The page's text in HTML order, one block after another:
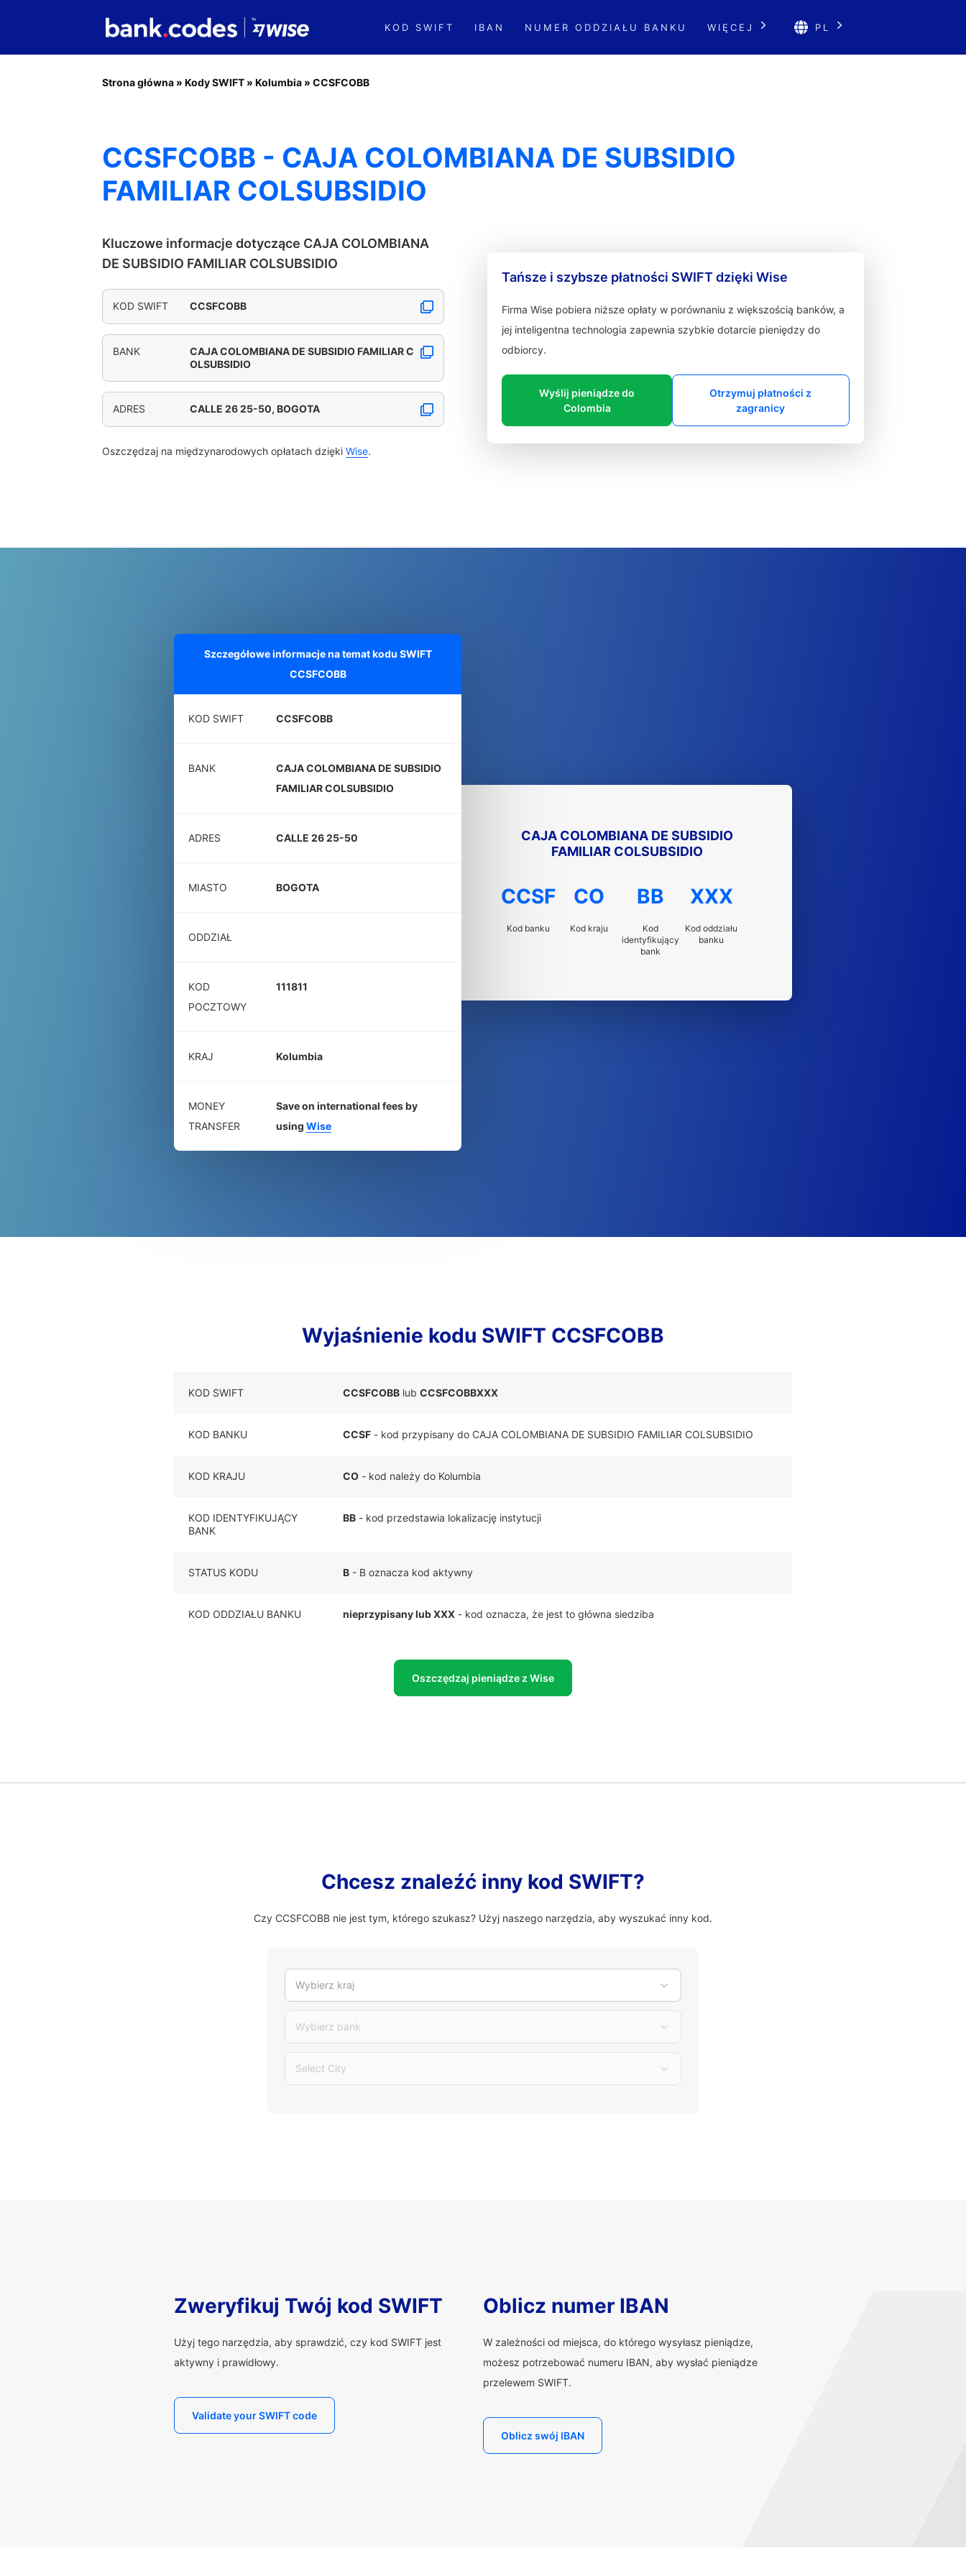
KOD SWIFT IBAN NUMER ODDZIAŁU BANKU WIĘCEJ PL
Strona główna » Kody SWIFT » Kolumbia » CCSFCOBB
CCSFCOBB - CAJA COLOMBIANA DE SUBSIDIO
FAMILIAR COLSUBSIDIO
Kluczowe informacje dotyczące CAJA COLOMBIANA
DE SUBSIDIO FAMILIAR COLSUBSIDIO
KOD SWIFT CCSFCOBB
BANK
CAJA COLOMBIANA DE SUBSIDIO FAMILIAR C
OLSUBSIDIO
ADRES CALLE 26 25-50, BOGOTA
Oszczędzaj na międzynarodowych opłatach dzięki Wise.
Tańsze i szybsze płatności SWIFT dzięki Wise
Firma Wise pobiera niższe opłaty w porównaniu z większością banków, a
jej inteligentna technologia zapewnia szybkie dotarcie pieniędzy do
odbiorcy.
Wyślij pieniądze do
Colombia
Otrzymuj płatności z
zagranicy
Szczegółowe informacje na temat kodu SWIFT
CCSFCOBB
KOD SWIFT CCSFCOBB
BANK
CAJA COLOMBIANA DE SUBSIDIO
FAMILIAR COLSUBSIDIO
ADRES CALLE 26 25-50
MIASTO BOGOTA
ODDZIAŁ
KOD
POCZTOWY
111811
KRAJ Kolumbia
MONEY
TRANSFER
Save on international fees by
using Wise
CAJA COLOMBIANA DE SUBSIDIO
FAMILIAR COLSUBSIDIO
CCSF
Kod banku
CO
Kod kraju
BB
Kod
identyfikujący
bank
XXX
Kod oddziału
banku
Wyjaśnienie kodu SWIFT CCSFCOBB
KOD SWIFT CCSFCOBB lub CCSFCOBBXXX
KOD BANKU CCSF - kod przypisany do CAJA COLOMBIANA DE SUBSIDIO FAMILIAR COLSUBSIDIO
KOD KRAJU CO - kod należy do Kolumbia
KOD IDENTYFIKUJĄCY
BANK
BB - kod przedstawia lokalizację instytucji
STATUS KODU B - B oznacza kod aktywny
KOD ODDZIAŁU BANKU nieprzypisany lub XXX - kod oznacza, że jest to główna siedziba
Oszczędzaj pieniądze z Wise
Chcesz znaleźć inny kod SWIFT?
Czy CCSFCOBB nie jest tym, którego szukasz? Użyj naszego narzędzia, aby wyszukać inny kod.
Wybierz kraj
Wybierz bank
Select City
Zweryfikuj Twój kod SWIFT
Użyj tego narzędzia, aby sprawdzić, czy kod SWIFT jest
aktywny i prawidłowy.
Validate your SWIFT code
Oblicz numer IBAN
W zależności od miejsca, do którego wysyłasz pieniądze,
możesz potrzebować numeru IBAN, aby wysłać pieniądze
przelewem SWIFT.
Oblicz swój IBAN